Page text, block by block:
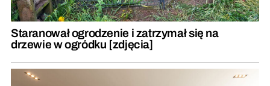
Staranował ogrodzenie i zatrzymał się na
drzewie w ogródku [zdjęcia]